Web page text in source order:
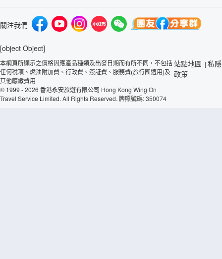
關注我們
[object Object]
本網頁所顯示之價格因應產品種類及出發日期而有所不同，不包括
任何稅項、燃油附加費、行政費、簽証費、服務費(旅行團適用)及
其他應繳費用
© 1999 - 2026 香港永安旅遊有限公司 Hong Kong Wing On
Travel Service Limited. All Rights Reserved. 牌照號碼: 350074
站點地圖 | 私隱
政策